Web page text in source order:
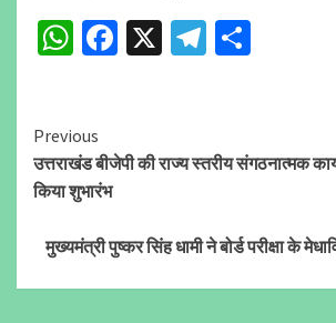
WhatsApp
Facebook
X Telegram
Continue
Reading
Previous
उत्तराखंड बीजेपी की राज्य स्तरीय संगठनात्मक
किया शुभारंभ
मुख्यमंत्री पुष्कर सिंह धामी ने बोर्ड परीक्षा के